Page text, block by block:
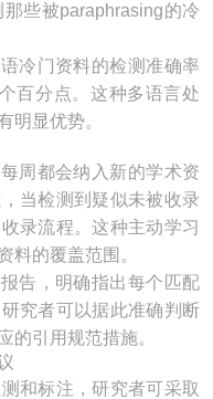
些被paraphrasing的冷
冷门资料的检测准确率
百分点。这种多语言处
明显优势。
周都会纳入新的学术资
当检测到疑似未被收录
录流程。这种主动学习
料的覆盖范围。
告，明确指出每个匹配
究者可以据此准确判断
的引用规范措施。
和标注，研究者可采取